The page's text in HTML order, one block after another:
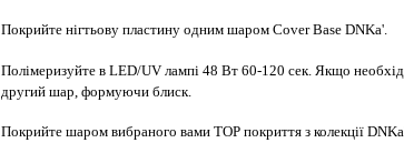
Покрийте нігтьову пластину одним шаром Cover Base DNKa'.
Полімеризуйте в LED/UV лампі 48 Вт 60-120 сек. Якщо
другий шар, формуючи блиск.
Покрийте шаром вибраного вами TOP покриття з колекції